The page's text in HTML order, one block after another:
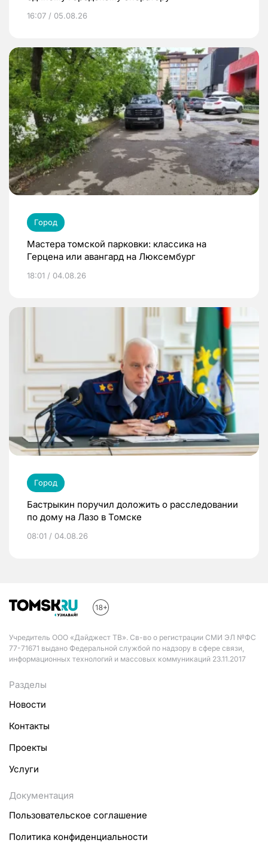
16:07 / 05.08.26
Город
Мастера томской парковки: классика на
Герцена или авангард на Люксембург
18:01 / 04.08.26
Город
Бастрыкин поручил доложить о расследовании
по дому на Лазо в Томске
08:01 / 04.08.26
Учредитель ООО «Дайджест ТВ». Св-во о регистрации СМИ ЭЛ №ФС
77-71671 выдано Федеральной службой по надзору в сфере связи,
информационных технологий и массовых коммуникаций 23.11.2017
Разделы
Новости
Контакты
Проекты
Услуги
Документация
Пользовательское соглашение
Политика конфиденциальности